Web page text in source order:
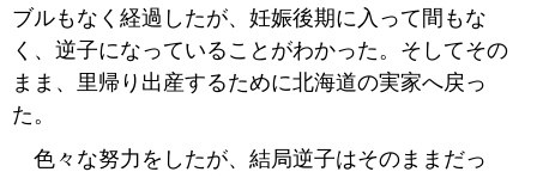
ブルもなく経過したが、妊娠後期に入って間もな
く、逆子になっていることがわかった。そしてその
まま、里帰り出産するために北海道の実家へ戻っ
た。
色々な努力をしたが、結局逆子はそのままだっ